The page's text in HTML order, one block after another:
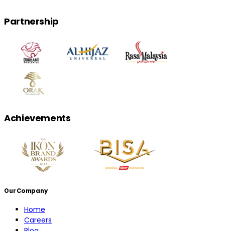
Partnership
Achievements
Our Company
Home
Careers